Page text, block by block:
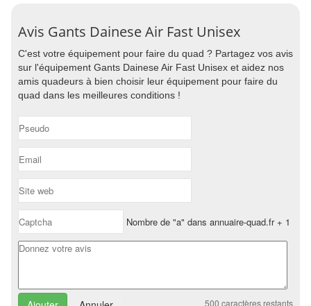
Avis Gants Dainese Air Fast Unisex
C'est votre équipement pour faire du quad ? Partagez vos avis
sur l'équipement Gants Dainese Air Fast Unisex et aidez nos
amis quadeurs à bien choisir leur équipement pour faire du
quad dans les meilleures conditions !
Nombre de "a" dans annuaire-quad.fr + 1
500 caractères restants